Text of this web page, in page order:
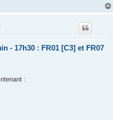
- 17h30 : FR01 [C3] et FR07
: